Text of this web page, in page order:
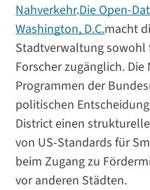
Nahverkehr.Die Open-
Washington, D.C.macht
Stadtverwaltung sowohl
Forscher zugänglich.
Programmen der
politischen
District einen
von US-Standards für
beim Zugang zu
vor anderen Städten.